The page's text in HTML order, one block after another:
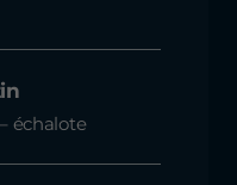
échalote